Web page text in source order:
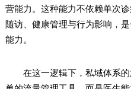
营能力。这种能力不依赖单次
随访、健康管理与行为影响，
能力。
在这一逻辑下，私域体系的